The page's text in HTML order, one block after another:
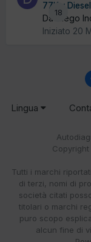
18
77Kw
Da Diego
Iniziato 20
Lingua
Tutti i marchi
di terzi, nomi di
società citati
titolari o marchi
puro scopo
alcun fine di